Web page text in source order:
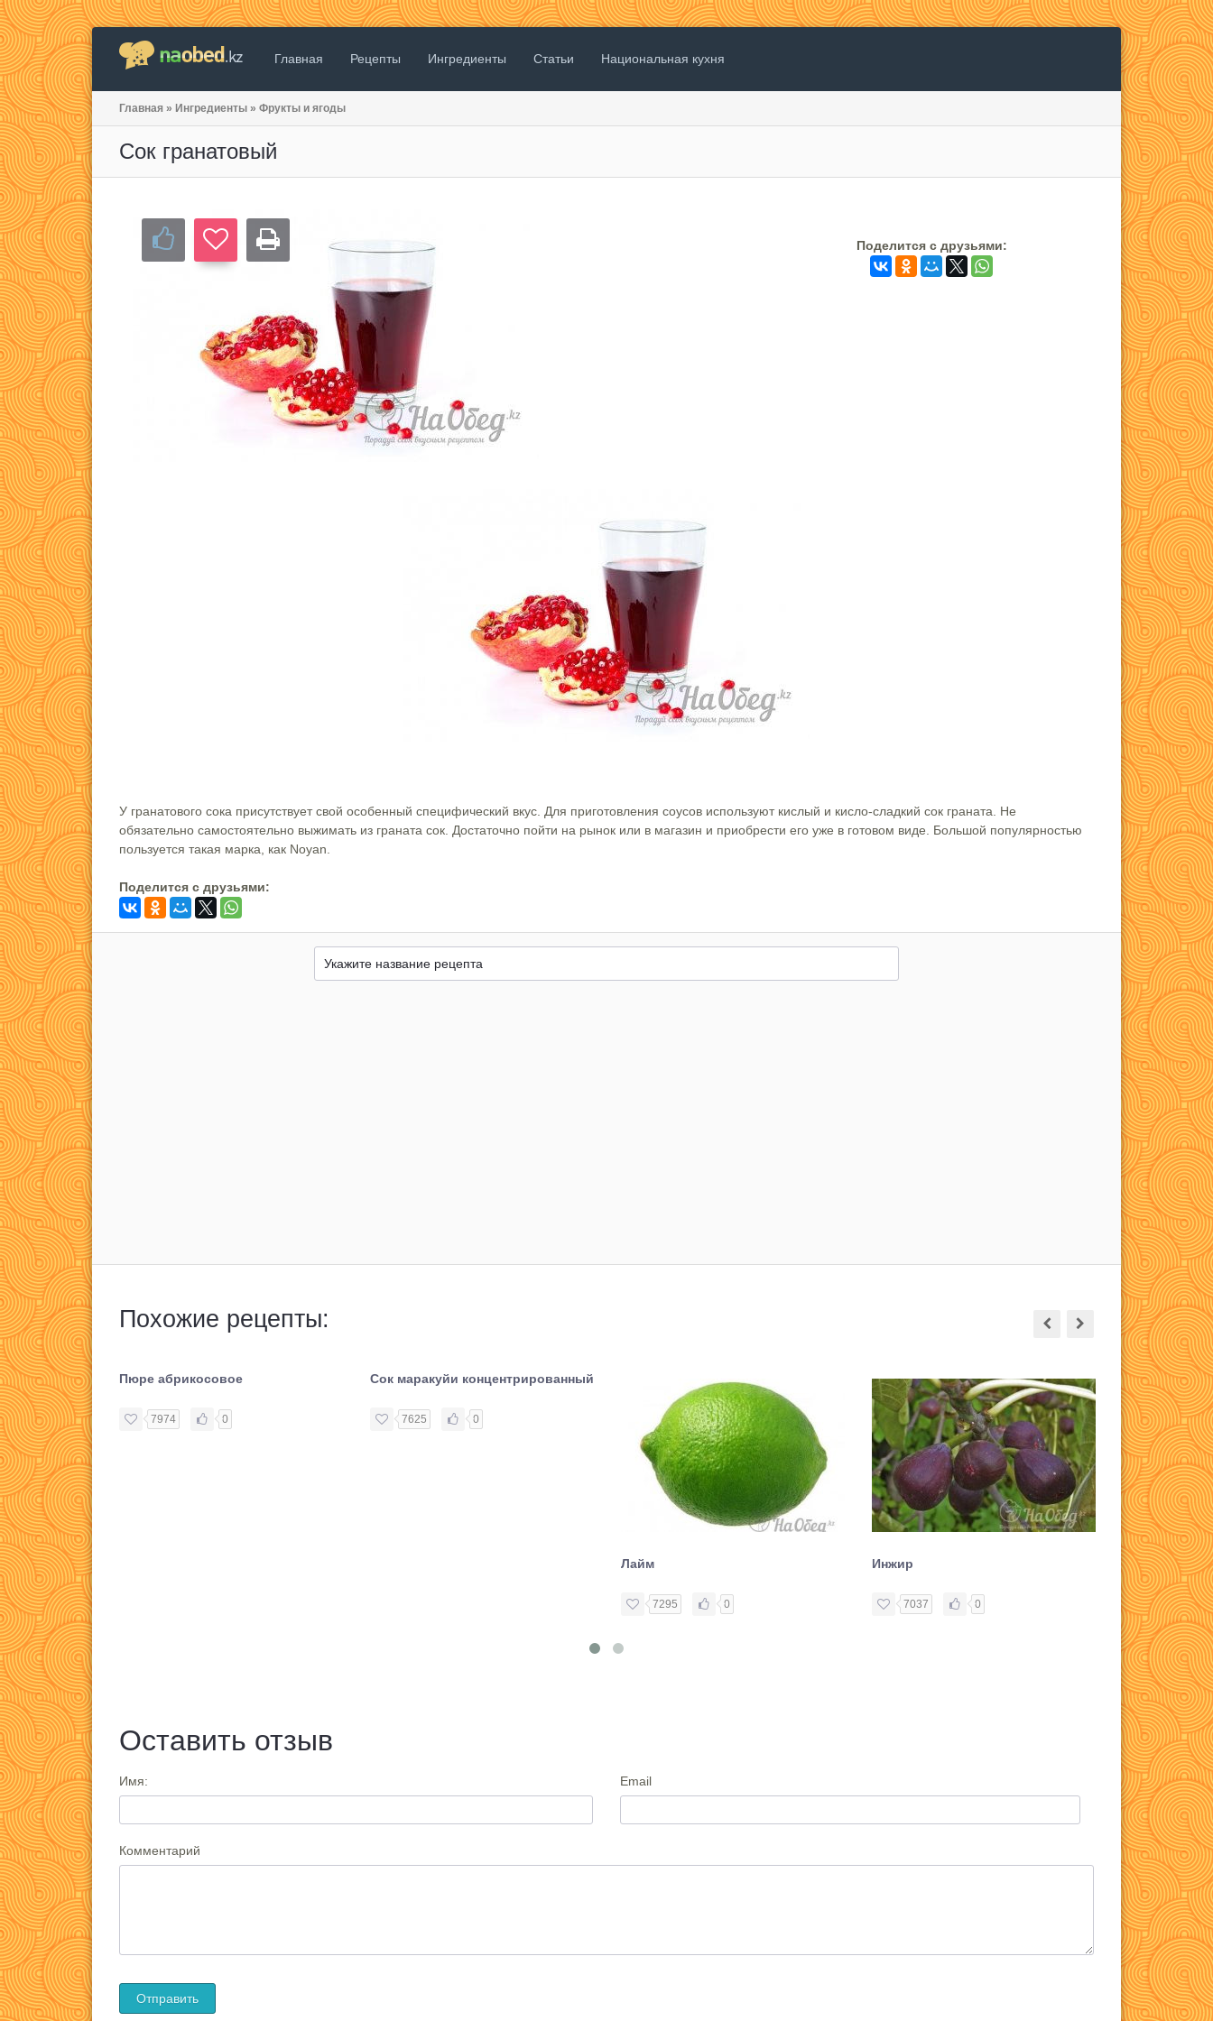
Главная Рецепты Ингредиенты Статьи Национальная кухня
Главная » Ингредиенты » Фрукты и ягоды
Сок гранатовый
Поделится c друзьями:
У гранатового сока присутствует свой особенный специфический вкус. Для приготовления соусов используют кислый и кисло-сладкий сок граната. Не
обязательно самостоятельно выжимать из граната сок. Достаточно пойти на рынок или в магазин и приобрести его уже в готовом виде. Большой популярностью
пользуется такая марка, как Noyan.
Поделится c друзьями:
Похожие рецепты:
Пюре абрикосовое
7974 0
Сок маракуйи концентрированный
7625 0
Лайм
7295 0
Инжир
7037 0
Зерна граната
13108
Оставить отзыв
Имя: Email
Комментарий